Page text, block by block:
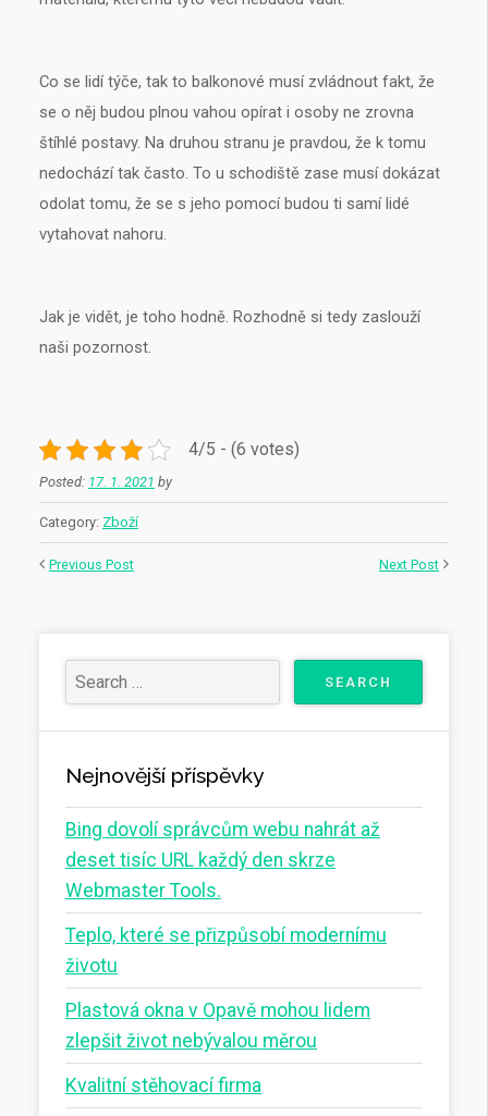
Co se lidí týče, tak to balkonové musí zvládnout fakt, že
se o něj budou plnou vahou opírat i osoby ne zrovna
štíhlé postavy. Na druhou stranu je pravdou, že k tomu
nedochází tak často. To u schodiště zase musí dokázat
odolat tomu, že se s jeho pomocí budou ti samí lidé
vytahovat nahoru.
Jak je vidět, je toho hodně. Rozhodně si tedy zaslouží
naši pozornost.
4/5 - (6 votes)
Posted: 17. 1. 2021 by
Category: Zboží
Previous Post Next Post
Nejnovější příspěvky
Bing dovolí správcům webu nahrát až
deset tisíc URL každý den skrze
Webmaster Tools.
Teplo, které se přizpůsobí modernímu
životu
Plastová okna v Opavě mohou lidem
zlepšit život nebývalou měrou
Kvalitní stěhovací firma